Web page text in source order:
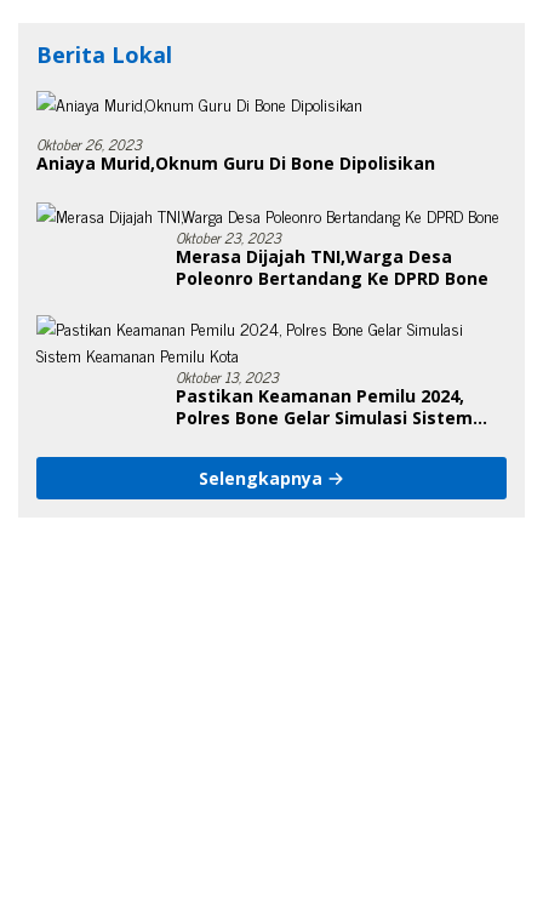
Berita Lokal
Oktober 26, 2023
Aniaya Murid,Oknum Guru Di Bone Dipolisikan
Oktober 23, 2023
Merasa Dijajah TNI,Warga Desa
Poleonro Bertandang Ke DPRD Bone
Oktober 13, 2023
Pastikan Keamanan Pemilu 2024,
Polres Bone Gelar Simulasi Sistem
Selengkapnya